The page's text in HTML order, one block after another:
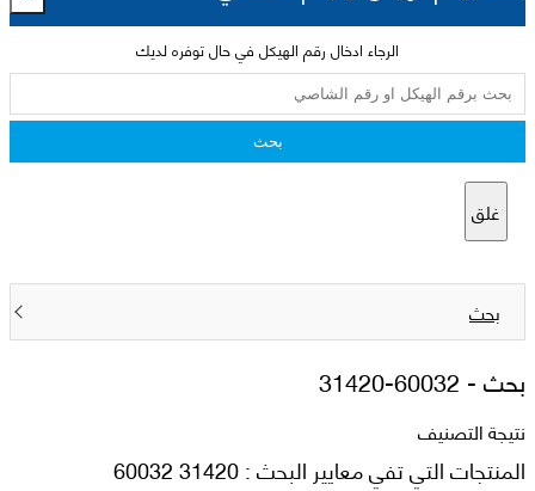
الرجاء ادخال رقم الهيكل في حال توفره لديك
بحث
غلق
بحث
بحث - 31420-60032
نتيجة التصنيف
المنتجات التي تفي معايير البحث : 31420 60032